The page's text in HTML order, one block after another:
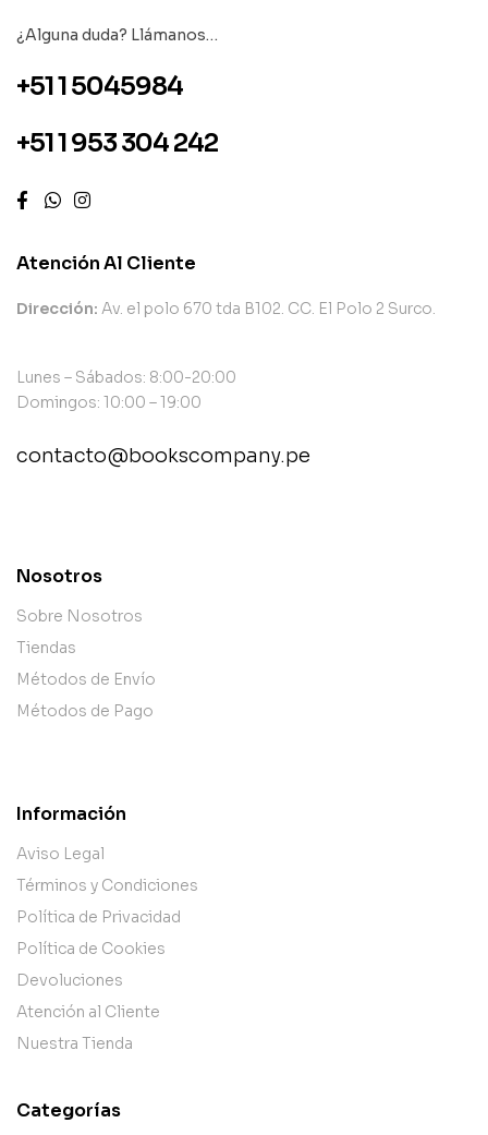
¿Alguna duda? Llámanos…
+51 1 5045984
+51 1 953 304 242
Atención Al Cliente
Dirección: Av. el polo 670 tda B102. CC. El Polo 2 Surco.
Lunes – Sábados: 8:00-20:00
Domingos: 10:00 – 19:00
contacto@bookscompany.pe
Nosotros
Sobre Nosotros
Tiendas
Métodos de Envío
Métodos de Pago
Información
Aviso Legal
Términos y Condiciones
Política de Privacidad
Política de Cookies
Devoluciones
Atención al Cliente
Nuestra Tienda
Categorías